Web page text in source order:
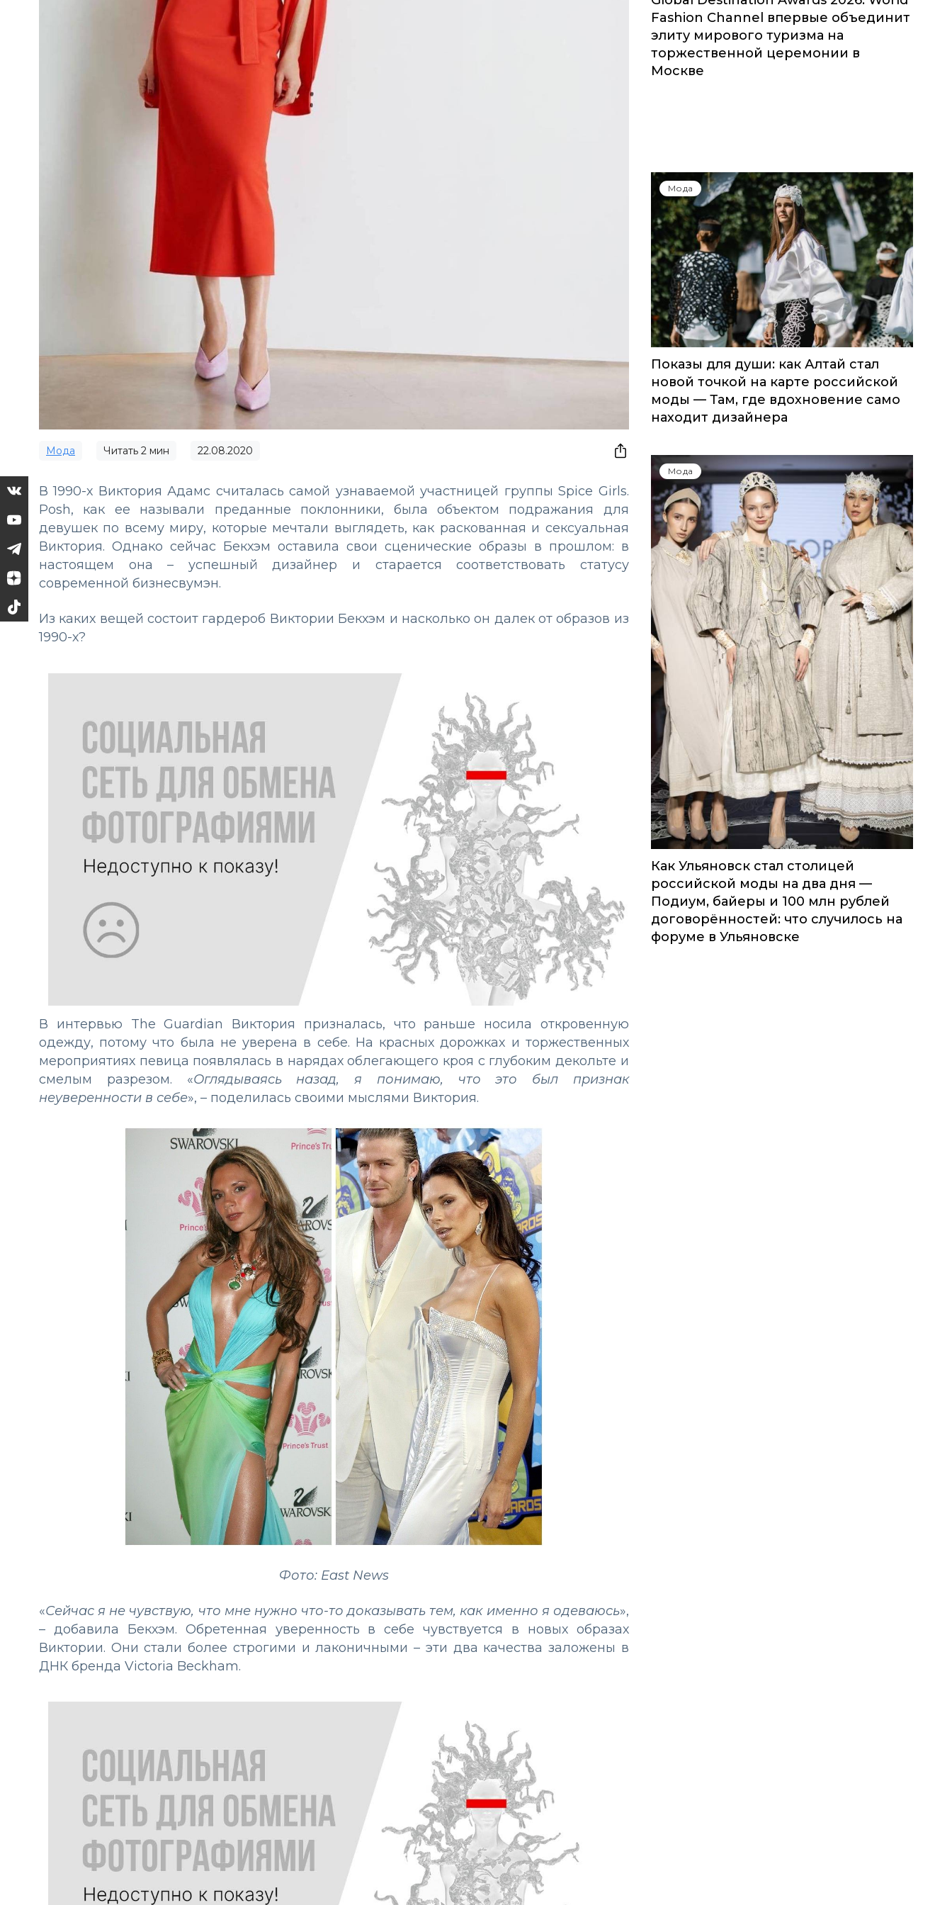
Мода Читать 2 мин 22.08.2020
В 1990-х Виктория Адамс считалась самой узнаваемой участницей группы Spice Girls.
Posh, как ее называли преданные поклонники, была объектом подражания для
девушек по всему миру, которые мечтали выглядеть, как раскованная и сексуальная
Виктория. Однако сейчас Бекхэм оставила свои сценические образы в прошлом: в
настоящем она – успешный дизайнер и старается соответствовать статусу
современной бизнесвумэн.
Из каких вещей состоит гардероб Виктории Бекхэм и насколько он далек от образов из
1990-х?
В интервью The Guardian Виктория призналась, что раньше носила откровенную
одежду, потому что была не уверена в себе. На красных дорожках и торжественных
мероприятиях певица появлялась в нарядах облегающего кроя с глубоким декольте и
смелым разрезом. «Оглядываясь назад, я понимаю, что это был признак
неуверенности в себе», – поделилась своими мыслями Виктория.
Фото: East News
«Сейчас я не чувствую, что мне нужно что-то доказывать тем, как именно я одеваюсь»,
– добавила Бекхэм. Обретенная уверенность в себе чувствуется в новых образах
Виктории. Они стали более строгими и лаконичными – эти два качества заложены в
ДНК бренда Victoria Beckham.
Fashion Channel впервые объединит
элиту мирового туризма на
торжественной церемонии в
Москве
Мода
Показы для души: как Алтай стал
новой точкой на карте российской
моды — Там, где вдохновение само
находит дизайнера
Мода
Как Ульяновск стал столицей
российской моды на два дня —
Подиум, байеры и 100 млн рублей
договорённостей: что случилось на
форуме в Ульяновске